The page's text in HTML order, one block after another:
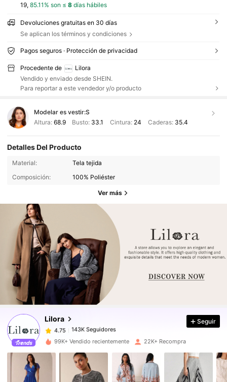
19, 85.11% son ≤ 8días hábiles
Devoluciones gratuitas en 30 días
Se aplican los términos y condiciones
Pagos seguros · Protección de privacidad
Procedente de
Lilora
Vendido y enviado desde SHEIN.
Para reportar a este vendedor y/o producto
Modelar es vestir:S
Altura: 68.9 Busto: 33.1 Cintura: 24 Caderas: 35.4
Detalles Del Producto
Material:
Tela tejida
Composición:
100% Poliéster
Ver más
Lilora
4.75 143K Seguidores
4.75 143K Seguidores
k***1 pagó Hace 1 día
143K Seguidores
Seguir
99K+ Vendido recientemente 22K+ Recompra